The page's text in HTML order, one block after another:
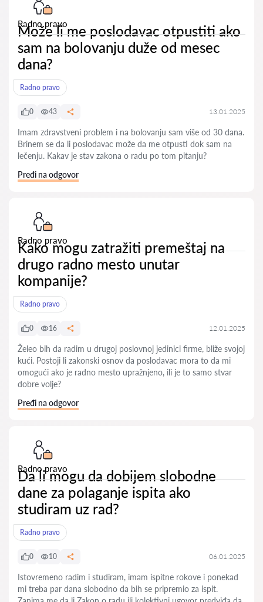
Radno pravo
Može li me poslodavac otpustiti ako
sam na bolovanju duže od mesec
dana?
Radno pravo
0 43 13.01.2025
Imam zdravstveni problem i na bolovanju sam više od 30 dana.
Brinem se da li poslodavac može da me otpusti dok sam na
lečenju. Kakav je stav zakona o radu po tom pitanju?
Pređi na odgovor
Radno pravo
Kako mogu zatražiti premeštaj na
drugo radno mesto unutar
kompanije?
Radno pravo
0 16 12.01.2025
Želeo bih da radim u drugoj poslovnoj jedinici firme, bliže svojoj
kući. Postoji li zakonski osnov da poslodavac mora to da mi
omogući ako je radno mesto upražnjeno, ili je to samo stvar
dobre volje?
Pređi na odgovor
Radno pravo
Da li mogu da dobijem slobodne
dane za polaganje ispita ako
studiram uz rad?
Radno pravo
0 10 06.01.2025
Istovremeno radim i studiram, imam ispitne rokove i ponekad
mi treba par dana slobodno da bih se pripremio za ispit.